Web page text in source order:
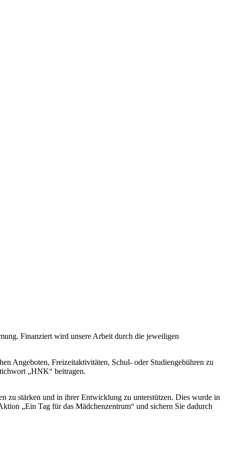
Finanziert wird unsere Arbeit durch die jeweiligen
Angeboten, Freizeitaktivitäten, Schul- oder Studiengebühren zu
„HNK“ beitragen.
zu stärken und in ihrer Entwicklung zu unterstützen. Dies wurde in
„Ein Tag für das Mädchenzentrum“ und sichern Sie dadurch